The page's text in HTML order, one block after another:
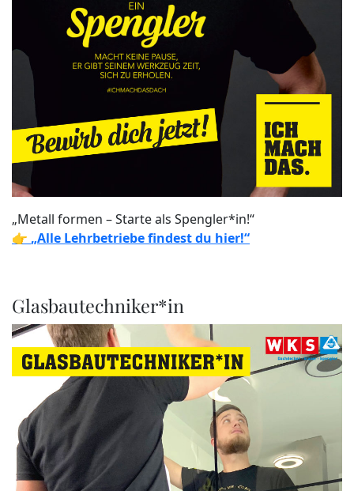
„Metall formen – Starte als Spengler*in!“
👉 „Alle Lehrbetriebe findest du hier!“
Glasbautechniker*in